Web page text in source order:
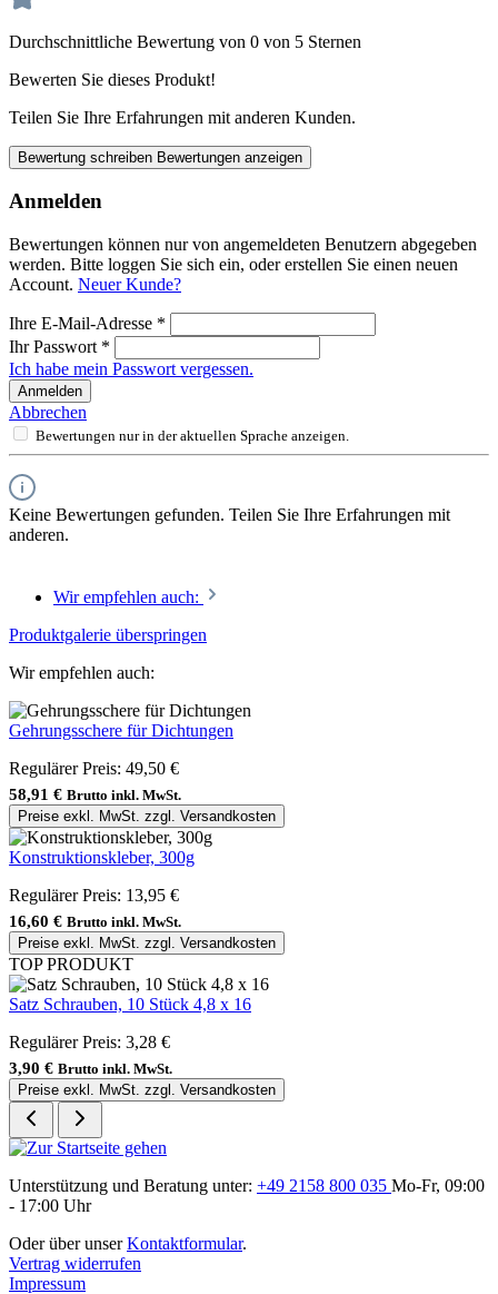
Durchschnittliche Bewertung von 0 von 5 Sternen
Bewerten Sie dieses Produkt!
Teilen Sie Ihre Erfahrungen mit anderen Kunden.
Bewertung schreiben Bewertungen anzeigen
Anmelden
Bewertungen können nur von angemeldeten Benutzern abgegeben
werden. Bitte loggen Sie sich ein, oder erstellen Sie einen neuen
Account. Neuer Kunde?
Ihre E-Mail-Adresse *
Ihr Passwort *
Ich habe mein Passwort vergessen.
Anmelden
Abbrechen
Bewertungen nur in der aktuellen Sprache anzeigen.
Keine Bewertungen gefunden. Teilen Sie Ihre Erfahrungen mit
anderen.
Wir empfehlen auch:
Produktgalerie überspringen
Wir empfehlen auch:
Gehrungsschere für Dichtungen
Regulärer Preis: 49,50 €
58,91 € Brutto inkl. MwSt.
Preise exkl. MwSt. zzgl. Versandkosten
Konstruktionskleber, 300g
Regulärer Preis: 13,95 €
16,60 € Brutto inkl. MwSt.
Preise exkl. MwSt. zzgl. Versandkosten
TOP PRODUKT
Satz Schrauben, 10 Stück 4,8 x 16
Regulärer Preis: 3,28 €
3,90 € Brutto inkl. MwSt.
Preise exkl. MwSt. zzgl. Versandkosten
Unterstützung und Beratung unter: +49 2158 800 035 Mo-Fr, 09:00
- 17:00 Uhr
Oder über unserKontaktformular.
Vertrag widerrufen
Impressum